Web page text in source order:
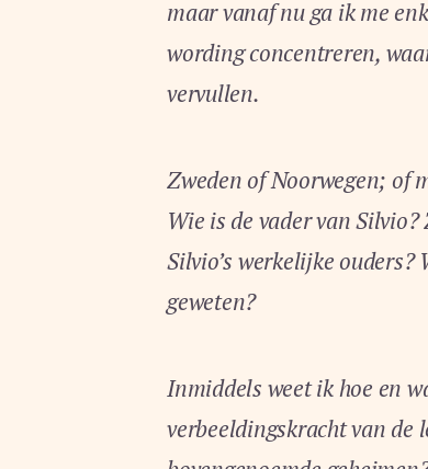
maar vanaf nu ga ik me
wording concentreren,
vervullen.
Zweden of Noorwegen; of
Wie is de vader van
Silvio’s werkelijke
geweten?
Inmiddels weet ik hoe en
verbeeldingskracht van